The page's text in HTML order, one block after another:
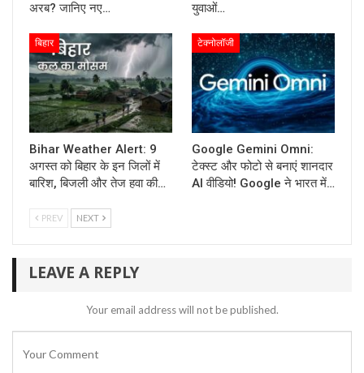
अरब? जानिए नए…
युवाओं…
बिहार
Bihar Weather Alert: 9
अगस्त को बिहार के इन जिलों में
बारिश, बिजली और तेज हवा की…
टेक्नोलॉजी
Google Gemini Omni:
टेक्स्ट और फोटो से बनाएं शानदार
AI वीडियो! Google ने भारत में…
PREV NEXT
LEAVE A REPLY
Your email address will not be published.